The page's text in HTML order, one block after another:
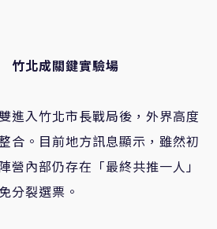
竹北成關鍵實驗場
進入竹北市長戰局後，外界高度
合。目前地方訊息顯示，雖然初
營內部仍存在「最終共推一人」
分裂選票。